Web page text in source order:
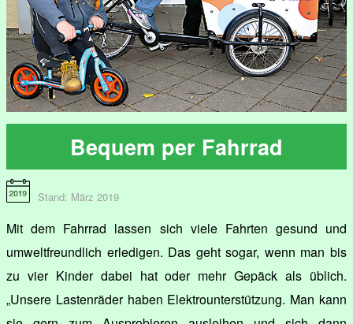
Bequem per Fahrrad
Stand: März 2019
Mit dem Fahrrad lassen sich viele Fahrten gesund und
umweltfreundlich erledigen. Das geht sogar, wenn man bis
zu vier Kinder dabei hat oder mehr Gepäck als üblich.
„Unsere Lastenräder haben Elektrounterstützung. Man kann